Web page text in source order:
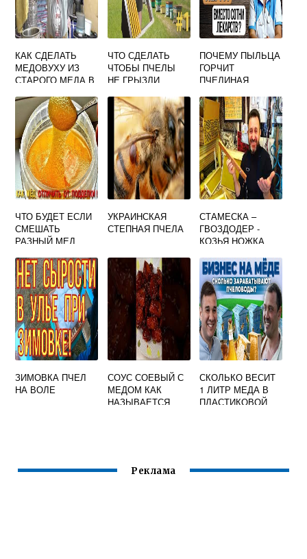
КАК СДЕЛАТЬ
МЕДОВУХУ ИЗ
СТАРОГО МЕДА В
УСЛОВИЯХ
РЕЦЕПТ
ПРОСТОЙ
ЧТО СДЕЛАТЬ
ЧТОБЫ ПЧЕЛЫ
НЕ ГРЫЗЛИ
ПОЧЕМУ ПЫЛЬЦА
ГОРЧИТ
ПЧЕЛИНАЯ
ЧТО БУДЕТ ЕСЛИ
СМЕШАТЬ
РАЗНЫЙ МЕД
УКРАИНСКАЯ
СТЕПНАЯ ПЧЕЛА
СТАМЕСКА –
ГВОЗДОДЕР -
КОЗЬЯ НОЖКА
(ЖЕЛТАЯ)
ЗИМОВКА ПЧЕЛ
НА ВОЛЕ
СОУС СОЕВЫЙ С
МЕДОМ КАК
НАЗЫВАЕТСЯ
СКОЛЬКО ВЕСИТ
1 ЛИТР МЕДА В
ПЛАСТИКОВОЙ
Реклама